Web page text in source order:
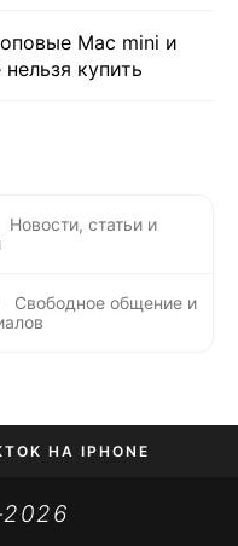
Mac mini и
купить
Новости, статьи и
Свободное общение и
НА IPHONE